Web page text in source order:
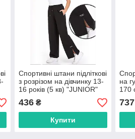
Спортивні штани підліткові
з розрізом на дівчинку 13-
16 років (5 кв) "JUNIOR"
купити гуртом в Одесі на 7
км
436₴
Купити
на
170
км
737